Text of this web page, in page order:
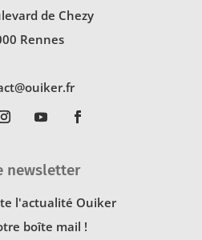
de Chezy
Rennes
newsletter
l'actualité Ouiker
boîte mail !